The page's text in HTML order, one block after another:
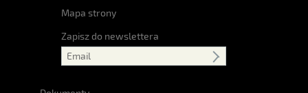
Mapa strony
Zapisz do newslettera